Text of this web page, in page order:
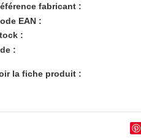
fabricant
EAN
la fiche produit